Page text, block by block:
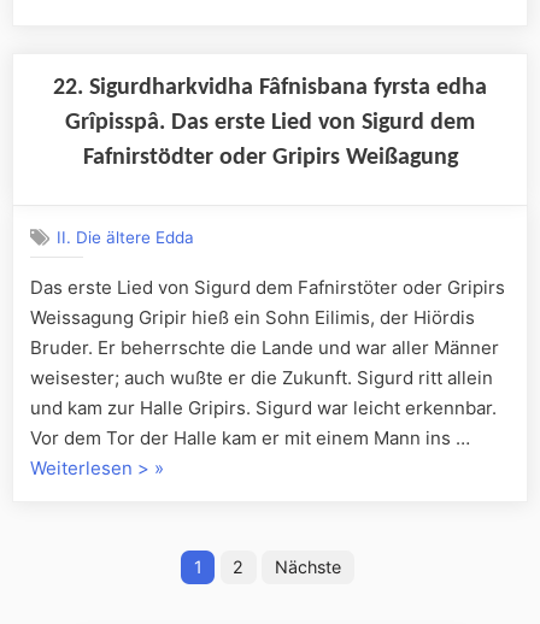
önnur.
Das
Lied
Sigurd
Fafnirstödter“
22. Sigurdharkvidha Fâfnisbana fyrsta edha
Grîpisspâ. Das erste Lied von Sigurd dem
Fafnirstödter oder Gripirs Weißagung
II. Die ältere Edda
Das erste Lied von Sigurd dem Fafnirstöter oder Gripirs
Weissagung Gripir hieß ein Sohn Eilimis, der Hiördis
Bruder. Er beherrschte die Lande und war aller Männer
weisester; auch wußte er die Zukunft. Sigurd ritt allein
und kam zur Halle Gripirs. Sigurd war leicht erkennbar.
Vor dem Tor der Halle kam er mit einem Mann ins …
Weiterlesen > „22.
fyrsta
edha
»
Seitennummerierung
1 2 Nächste